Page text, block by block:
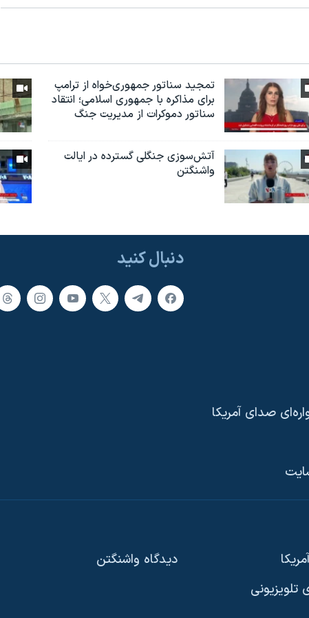
تمجید سناتور جمهوری‌خواه از ترامپ
برای مذاکره با جمهوری اسلامی؛ انتقاد
سناتور دموکرات از مدیریت جنگ
آتش‌سوزی جنگلی گسترده در ایالت
واشنگتن
دنبال کنید
صدای آمریکا
تلویزیونی
دیدگاه‌ واشنگتن